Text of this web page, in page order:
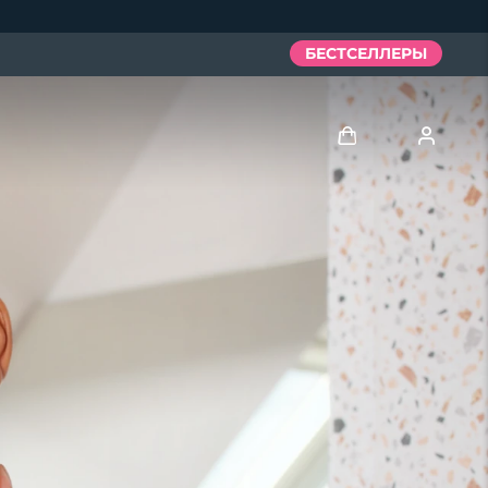
БЕСТСЕЛЛЕРЫ
Войти
Профиль пользователя
Мои приборы
Мои заказы
Мои адреса
Мои подписки